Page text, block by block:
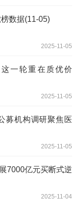
数据(11-05)
2025-11-05
一轮重在质优价
2025-11-05
募机构调研聚焦医
2025-11-05
7000亿元买断式逆
2025-11-04